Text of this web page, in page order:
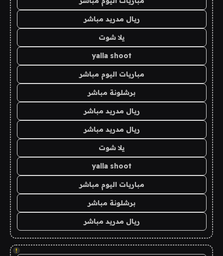
ريال مدريد مباشر
يلا شوت
yalla shoot
مباريات اليوم مباشر
برشلونة مباشر
ريال مدريد مباشر
ريال مدريد مباشر
يلا شوت
yalla shoot
مباريات اليوم مباشر
برشلونة مباشر
ريال مدريد مباشر
!